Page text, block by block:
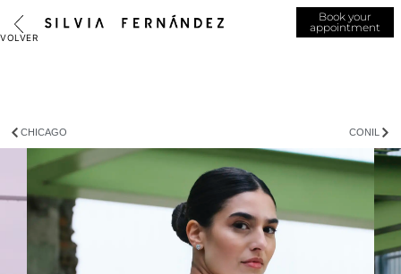
Book your
appointment
CHICAGO CONIL